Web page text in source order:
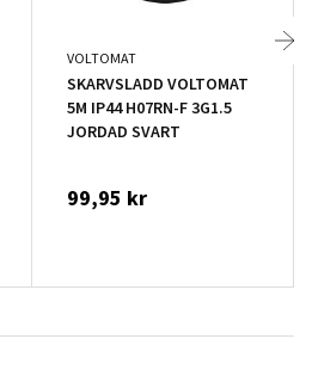
VOLTOMAT
SKARVSLADD VOLTOMAT
5M IP44 H07RN-F 3G1.5
JORDAD SVART
99,95 kr